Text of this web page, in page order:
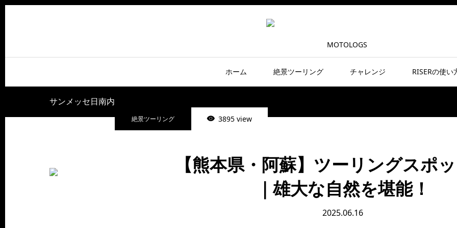
ホーム 絶景ツーリング チャレンジ RISERの使い
サンメッセ日南内
絶景ツーリング
3895 view
【熊本県・阿蘇】ツーリングスポ
｜雄大な自然を堪能！
2025.06.16